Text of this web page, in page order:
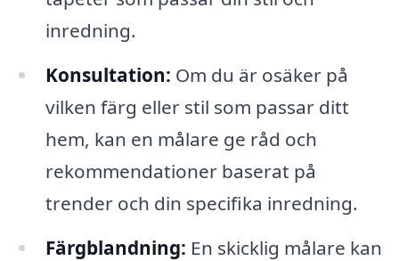
inredning.
Konsultation: Om du är osäker på
vilken färg eller stil som passar ditt
hem, kan en målare ge råd och
rekommendationer baserat på
trender och din specifika inredning.
Färgblandning: En skicklig målare kan